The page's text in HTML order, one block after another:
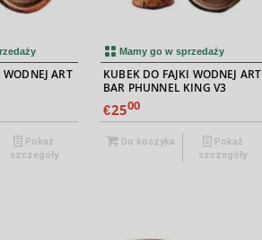
ART
Pokaż
szczegóły
Mamy go w sprzedaży
KUBEK DO FAJKI WODNEJ ART
BAR PHUNNEL KING V3
€2500
Do koszyka
Pokaż
szczegóły